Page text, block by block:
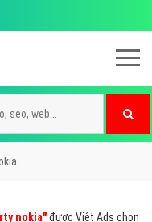
nokia"được Việt Ads chọn